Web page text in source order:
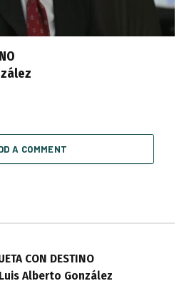
A COMMENT
CON DESTINO
Alberto González